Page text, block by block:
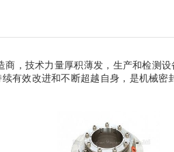
技术力量厚积薄发，生产和检测
有效改进和不断超越自身，是机械密